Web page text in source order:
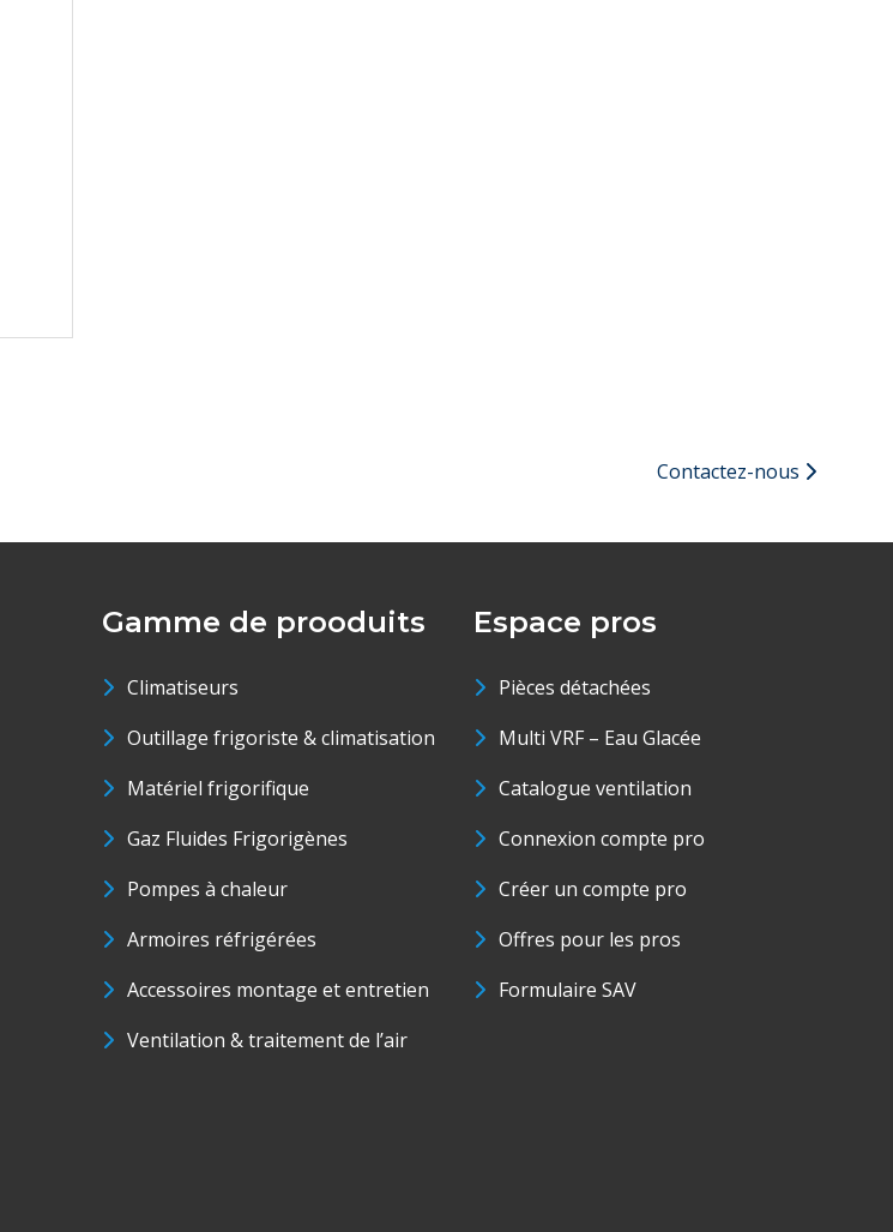
Contactez-nous
Gamme de prooduits
Climatiseurs
Outillage frigoriste & climatisation
Matériel frigorifique
Gaz Fluides Frigorigènes
Pompes à chaleur
Armoires réfrigérées
Accessoires montage et entretien
Ventilation & traitement de l’air
Espace pros
Pièces détachées
Multi VRF – Eau Glacée
Catalogue ventilation
Connexion compte pro
Créer un compte pro
Offres pour les pros
Formulaire SAV